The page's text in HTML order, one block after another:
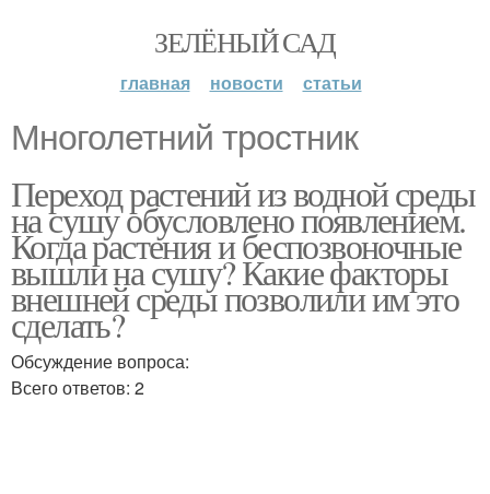
ЗЕЛЁНЫЙ САД
главная новости статьи
Многолетний тростник
Переход растений из водной среды
на сушу обусловлено появлением.
Когда растения и беспозвоночные
вышли на сушу? Какие факторы
внешней среды позволили им это
сделать?
Обсуждение вопроса:
Всего ответов: 2